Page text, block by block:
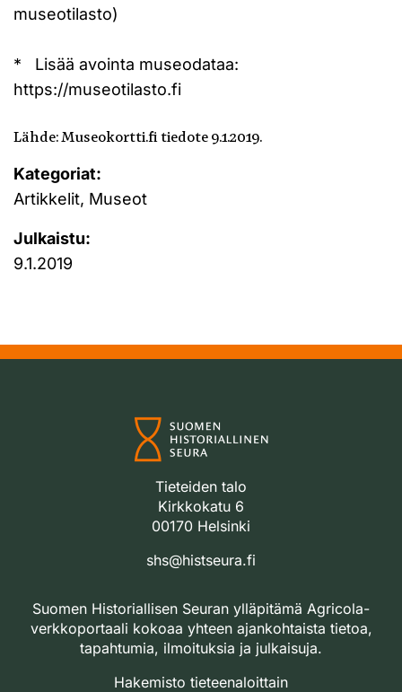
museotilasto)
* Lisää avointa museodataa:
https://museotilasto.fi
Lähde: Museokortti.fi tiedote 9.1.2019.
Kategoriat:
Artikkelit, Museot
Julkaistu:
9.1.2019
Tieteiden talo
Kirkkokatu 6
00170 Helsinki
shs@histseura.fi
Suomen Historiallisen Seuran ylläpitämä Agricola-
verkkoportaali kokoaa yhteen ajankohtaista tietoa,
tapahtumia, ilmoituksia ja julkaisuja.
Hakemisto tieteenaloittain